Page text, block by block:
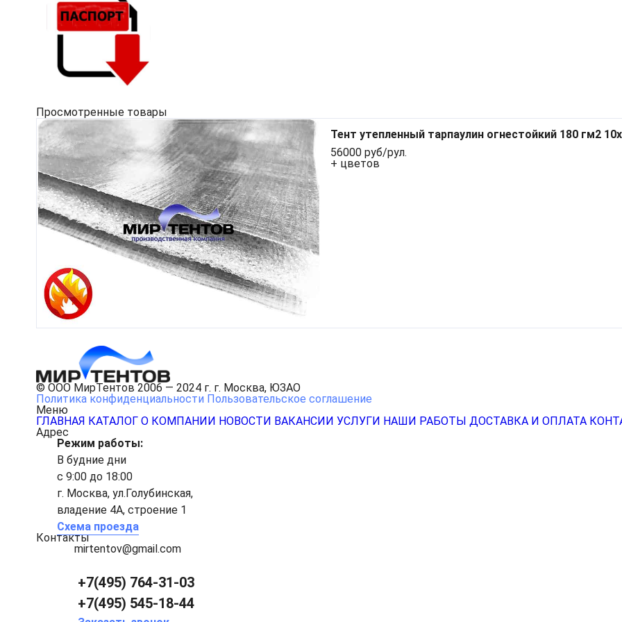
Просмотренные товары
Тент утепленный тарпаулин огнестойкий 180 гм2
56000 руб/рул.
+ цветов
© ООО МирТентов 2006 — 2024 г. г. Москва, ЮЗАО
Политика конфиденциальности Пользовательское соглашение
Меню
ГЛАВНАЯ КАТАЛОГ О КОМПАНИИ НОВОСТИ ВАКАНСИИ УСЛУГИ НАШИ РАБОТЫ ДОСТАВКА И ОПЛАТА
Адрес
Режим работы:
В будние дни
с 9:00 до 18:00
г. Москва, ул.Голубинская,
владение 4А, строение 1
Схема проезда
Контакты
mirtentov@gmail.com
+7(495) 764-31-03
+7(495) 545-18-44